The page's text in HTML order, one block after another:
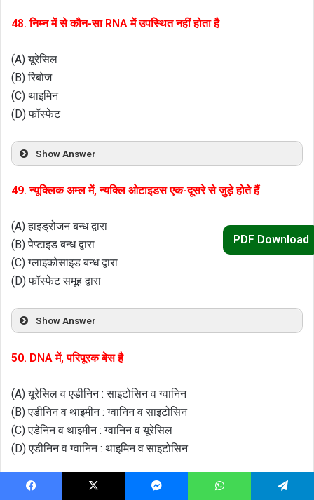
48. निम्न में से कौन-सा RNA में उपस्थित नहीं होता है
(A) यूरेसिल
(B) रिबोज
(C) थाइमिन
(D) फॉस्फेट
Show Answer
49. न्यूक्लिक अम्ल में, न्यक्लि ओटाइडस एक-दूसरे से जुड़े होते हैं
(A) हाइड्रोजन बन्ध द्वारा
(B) पेप्टाइड बन्ध द्वारा
(C) ग्लाइकोसाइड बन्ध द्वारा
(D) फॉस्फेट समूह द्वारा
Show Answer
50. DNA में, परिपूरक बेस है
(A) यूरेसिल व एडीनिन : साइटोसिन व ग्वानिन
(B) एडीनिन व थाइमीन : ग्वानिन व साइटोसिन
(C) एडेनिन व थाइमीन : ग्वानिन व यूरेसिल
(D) एडीनिन व ग्वानिन : थाइमिन व साइटोसिन
Show Answer
PDF Download